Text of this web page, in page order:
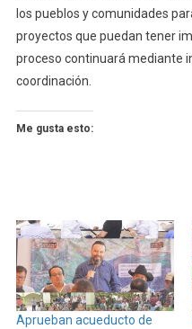
los pueblos y comunidades
proyectos que puedan tener
proceso continuará mediante
coordinación.
Me gusta esto:
Aprueban acueducto de